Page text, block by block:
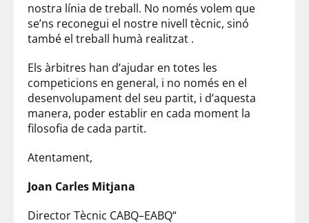
nostra línia de treball. No només volem que
se’ns reconegui el nostre nivell tècnic, sinó
també el treball humà realitzat .
Els àrbitres han d’ajudar en totes les
competicions en general, i no només en el
desenvolupament del seu partit, i d’aquesta
manera, poder establir en cada moment la
filosofia de cada partit.
Atentament,
Joan Carles Mitjana
Director Tècnic CABQ–EABQ“